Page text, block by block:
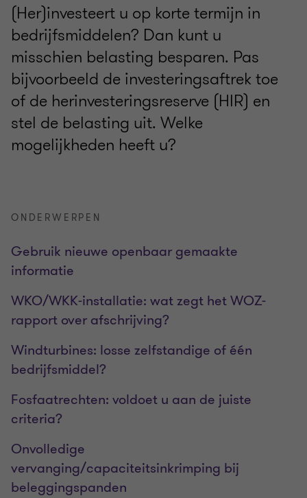
(Her)investeert u op korte termijn in
bedrijfsmiddelen? Dan kunt u
misschien belasting besparen. Pas
bijvoorbeeld de investeringsaftrek toe
of de herinvesteringsreserve (HIR) en
stel de belasting uit. Welke
mogelijkheden heeft u?
ONDERWERPEN
Gebruik nieuwe openbaar gemaakte
informatie
WKO/WKK-installatie: wat zegt het WOZ-
rapport over afschrijving?
Windturbines: losse zelfstandige of één
bedrijfsmiddel?
Fosfaatrechten: voldoet u aan de juiste
criteria?
Onvolledige
vervanging/capaciteitsinkrimping bij
beleggingspanden